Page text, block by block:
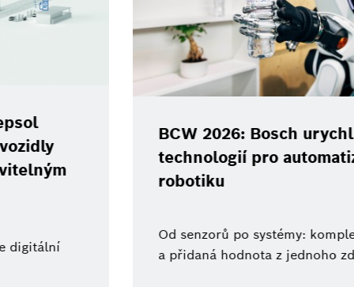
BCW 2026: Bosch urychluje rozvoj
technologií pro automatizaci a
robotiku
Od senzorů po systémy: komplexní expertiza
a přidaná hodnota z jednoho zdroje